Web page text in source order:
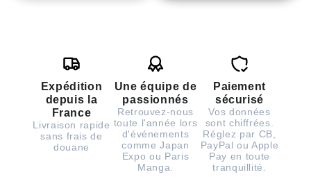
Expédition
depuis la
France
Livraison rapide
sans frais de
douane
Une équipe de
passionnés
Retrouvez-nous
toute l'année lors
d'événements
comme Japan
Expo ou Paris
Manga.
Paiement
sécurisé
Vos données
sont chiffrées.
Réglez par CB,
PayPal ou Apple
Pay en toute
tranquillité.